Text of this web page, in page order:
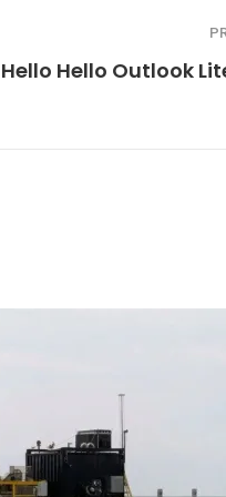
Hello Hello Outlook